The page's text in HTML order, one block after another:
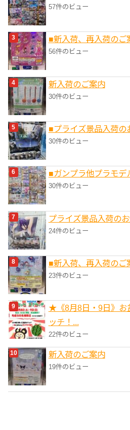
57件のビュー
■新入荷、再入荷のご
56件のビュー
新入荷のご案内
30件のビュー
■プライズ景品入荷の
30件のビュー
■ガンプラ他プラモデ
30件のビュー
プライズ景品入荷の
24件のビュー
■新入荷、再入荷のご
23件のビュー
★《8月8日・9日》お
ッチ！...
22件のビュー
新入荷のご案内
19件のビュー